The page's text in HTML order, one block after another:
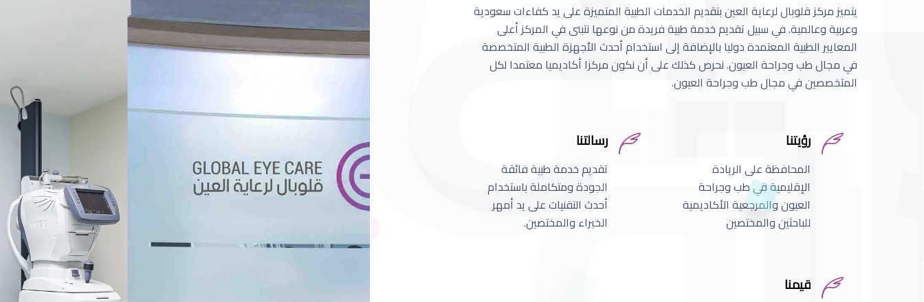
يتميز مركز قلوبال لرعاية العين بتقديم الخدمات الطبية المتميزة على يد كفاءات سعودية
وعربية وعالمية. في سبيل تقديم خدمة طبية فريدة من نوعها نتبنى في المركز أعلى
المعايير الطبية المعتمدة دوليا بالإضافة إلى استخدام أحدث الأجهزة الطبية المتخصصة
في مجال طب وجراحة العيون. نحرص كذلك على أن نكون مركزا أكاديميا معتمدا لكل
المتخصصين في مجال طب وجراحة العيون.
رؤيتنا
المحافظة على الريادة
الإقليمية في طب وجراحة
العيون والمرجعية الأكاديمية
للباحثين والمختصين
رسالتنا
تقديم خدمة طبية فائقة
الجودة ومتكاملة باستخدام
أحدث التقنيات على يد أمهر
الخبراء والمختصين.
قيمنا